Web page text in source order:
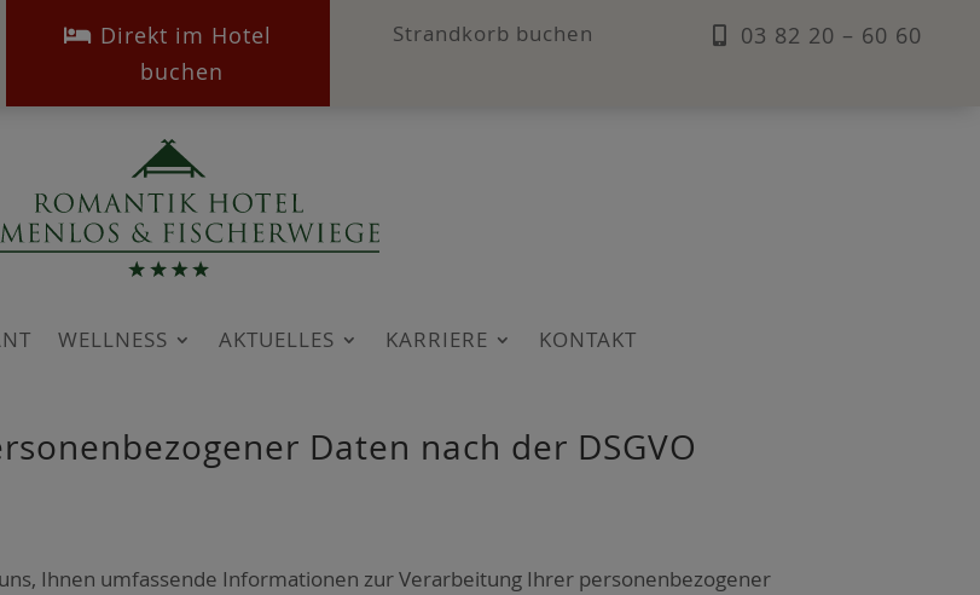
⁠ Direkt im Hotel
buchen
Strandkorb buchen 03 82 20 – 60 60
WELL­NESS AKTU­EL­LES KAR­RIE­RE KON­TAKT
Daten nach der DSGVO
Ihnen umfas­sen­de Infor­ma­tio­nen zur Ver­ar­bei­tung Ihrer per­so­nen­be­zo­ge­ner